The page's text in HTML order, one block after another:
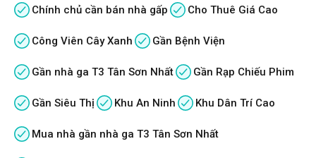
Chính chủ cần bán nhà gấp Cho Thuê Giá Cao
Công Viên Cây Xanh Gần Bệnh Viện
Gần nhà ga T3 Tân Sơn Nhất Gần Rạp Chiếu Phim
Gần Siêu Thị Khu An Ninh Khu Dân Trí Cao
Mua nhà gần nhà ga T3 Tân Sơn Nhất